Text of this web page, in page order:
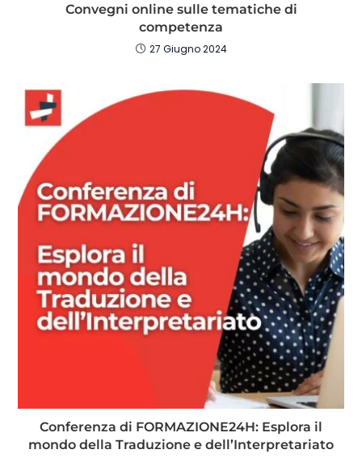
Convegni online sulle tematiche di
competenza
27 Giugno 2024
Conferenza di FORMAZIONE24H: Esplora il
mondo della Traduzione e dell’Interpretariato